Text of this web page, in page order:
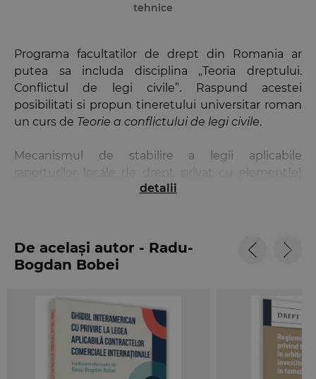
tehnice
Programa facultatilor de drept din Romania ar
putea sa includa disciplina „Teoria dreptului.
Conflictul de legi civile”. Raspund acestei
posibilitati si propun tineretului universitar roman
un curs de Teorie a conflictului de legi civile.
Mecanismul de stabilire a legii aplicabile
raporturilor locale de drept privat cu element(e)
straine(e) este deslusit, in primul rand, din
evidentierii, fie si in mod succint, a acestor curente.
Aplicarea legii straine, retrimiterea, teoria
recunoasterii drepturilor dobandite sunt cateva
mentionate.
Nevoia de cunoastere a tineretului universitar
roman ar putea sa includa curiozitatea de a deslusi
Teoria conflictului de legi civile
. Si eu raspund, prin
detalii
De același autor - Radu-
Bogdan Bobei